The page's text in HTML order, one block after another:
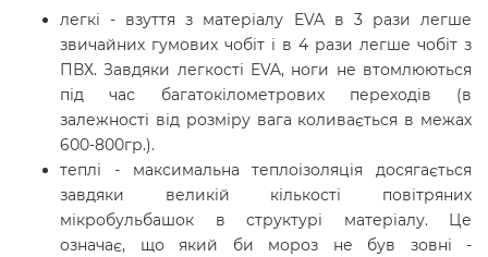
легкі - взуття з матеріалу EVA в 3 рази легше
звичайних гумових чобіт і в 4 рази легше чобіт з
ПВХ. Завдяки легкості EVA, ноги не втомлюються
під час багатокілометрових переходів (в
залежності від розміру вага коливається в межах
600-800гр.).
теплі - максимальна теплоізоляція досягається
завдяки великій кількості повітряних
мікробульбашок в структурі матеріалу. Це
означає, що який би мороз не був зовні -